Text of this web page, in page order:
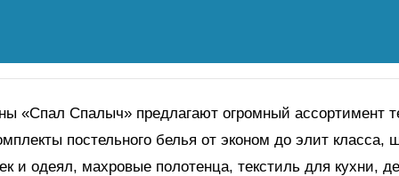
«Спал Спалыч» предлагают огромный ассортимент
постельного белья от эконом до элит
и одеял, махровые полотенца, текстиль для кухни,